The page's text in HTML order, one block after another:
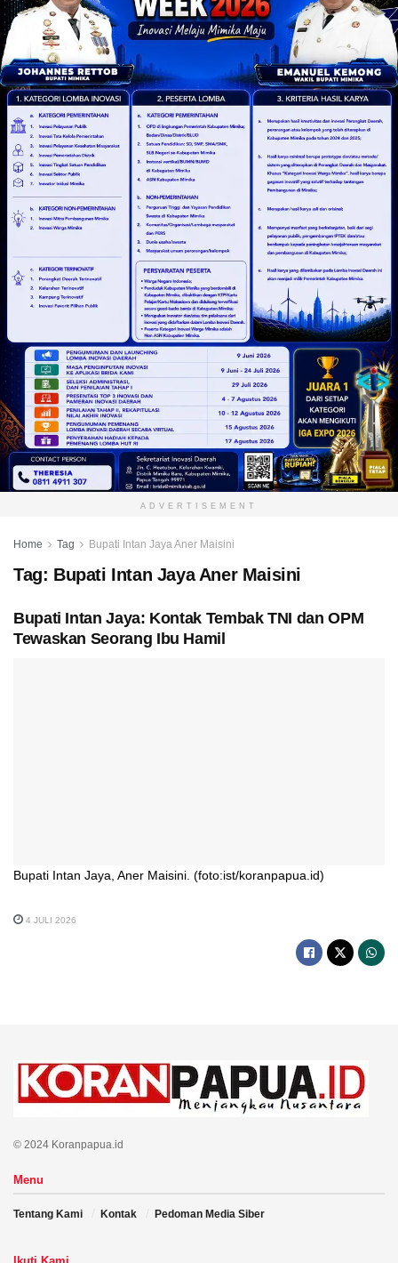
ADVERTISEMENT
Home Tag Bupati Intan Jaya Aner Maisini
Tag: Bupati Intan Jaya Aner Maisini
Bupati Intan Jaya: Kontak Tembak TNI dan OPM
Tewaskan Seorang Ibu Hamil
Bupati Intan Jaya, Aner Maisini. (foto:ist/koranpapua.id)
4 JULI 2026
© 2024 Koranpapua.id
Menu
Tentang Kami Kontak Pedoman Media Siber